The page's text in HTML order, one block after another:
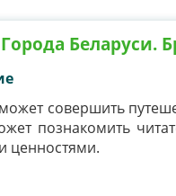
Беларуси.
совершить
познакомить
ценностями.